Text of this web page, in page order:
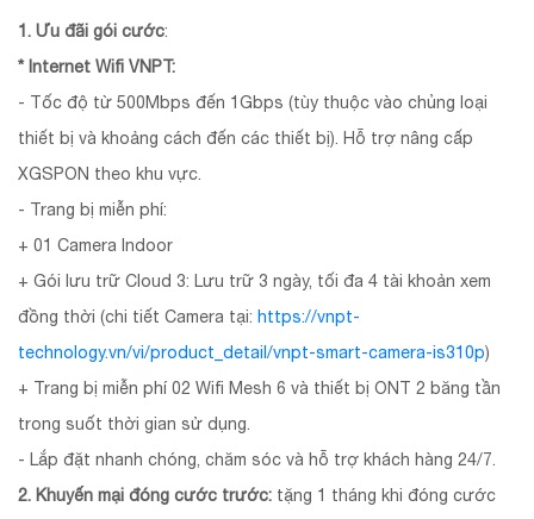
1. Ưu đãi gói cước:
* Internet Wifi VNPT:
- Tốc độ từ 500Mbps đến 1Gbps (tùy thuộc vào chủng loại
thiết bị và khoảng cách đến các thiết bị). Hỗ trợ nâng cấp
XGSPON theo khu vực.
- Trang bị miễn phí:
+ 01 Camera Indoor
+ Gói lưu trữ Cloud 3: Lưu trữ 3 ngày, tối đa 4 tài khoản xem
đồng thời (chi tiết Camera tại: https://vnpt-
technology.vn/vi/product_detail/vnpt-smart-camera-is310p)
+ Trang bị miễn phí 02 Wifi Mesh 6 và thiết bị ONT 2 băng tần
trong suốt thời gian sử dụng.
- Lắp đặt nhanh chóng, chăm sóc và hỗ trợ khách hàng 24/7.
2. Khuyến mại đóng cước trước: tặng 1 tháng khi đóng cước